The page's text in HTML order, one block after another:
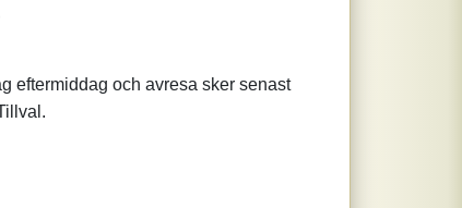
eftermiddag och avresa sker senast